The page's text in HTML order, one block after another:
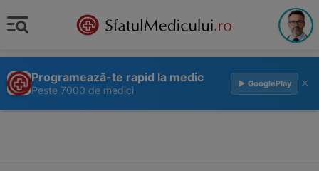
Programează-te rapid la medic
Peste 7000 de medici
▶ GooglePlay ×